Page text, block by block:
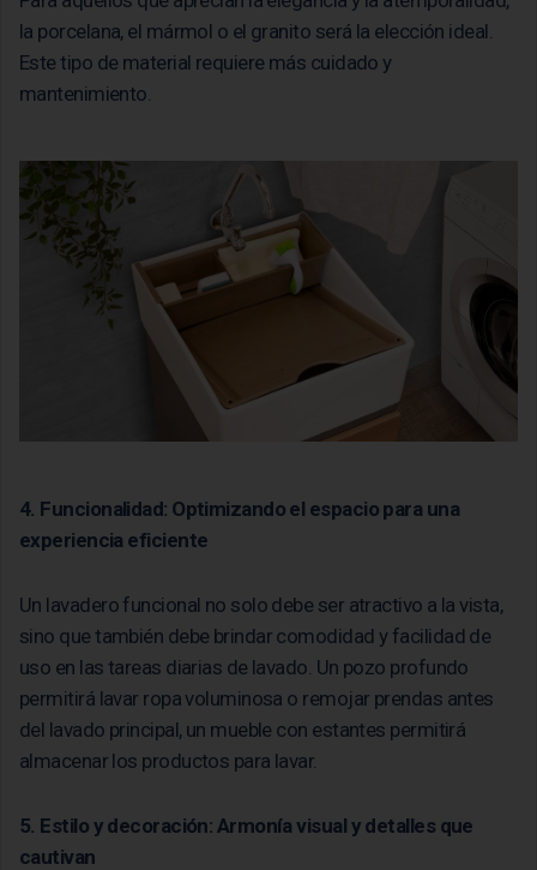
la porcelana, el mármol o el granito será la elección ideal.
Este tipo de material requiere más cuidado y
mantenimiento.
4. Funcionalidad: Optimizando el espacio para una
experiencia eficiente
Un lavadero funcional no solo debe ser atractivo a la vista,
sino que también debe brindar comodidad y facilidad de
uso en las tareas diarias de lavado. Un pozo profundo
permitirá lavar ropa voluminosa o remojar prendas antes
del lavado principal, un mueble con estantes permitirá
almacenar los productos para lavar.
5. Estilo y decoración: Armonía visual y detalles que
cautivan